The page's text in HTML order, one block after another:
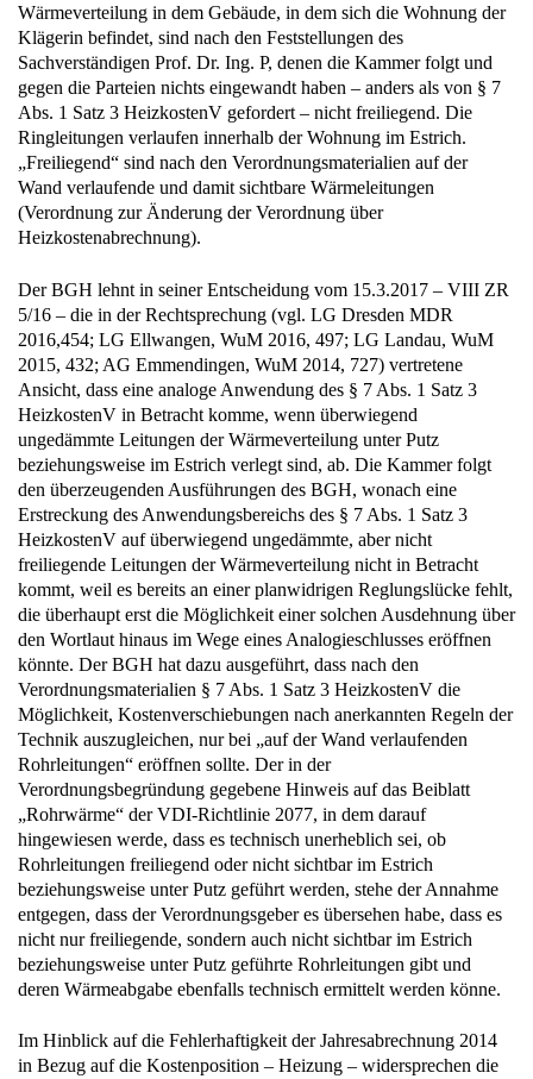
Wärmeverteilung in dem Gebäude, in dem sich die Wohnung der
Klägerin befindet, sind nach den Feststellungen des
Sachverständigen Prof. Dr. Ing. P, denen die Kammer folgt und
gegen die Parteien nichts eingewandt haben – anders als von § 7
Abs. 1 Satz 3 HeizkostenV gefordert – nicht freiliegend. Die
Ringleitungen verlaufen innerhalb der Wohnung im Estrich.
„Freiliegend“ sind nach den Verordnungsmaterialien auf der
Wand verlaufende und damit sichtbare Wärmeleitungen
(Verordnung zur Änderung der Verordnung über
Heizkostenabrechnung).
Der BGH lehnt in seiner Entscheidung vom 15.3.2017 – VIII ZR
5/16 – die in der Rechtsprechung (vgl. LG Dresden MDR
2016,454; LG Ellwangen, WuM 2016, 497; LG Landau, WuM
2015, 432; AG Emmendingen, WuM 2014, 727) vertretene
Ansicht, dass eine analoge Anwendung des § 7 Abs. 1 Satz 3
HeizkostenV in Betracht komme, wenn überwiegend
ungedämmte Leitungen der Wärmeverteilung unter Putz
beziehungsweise im Estrich verlegt sind, ab. Die Kammer folgt
den überzeugenden Ausführungen des BGH, wonach eine
Erstreckung des Anwendungsbereichs des § 7 Abs. 1 Satz 3
HeizkostenV auf überwiegend ungedämmte, aber nicht
freiliegende Leitungen der Wärmeverteilung nicht in Betracht
kommt, weil es bereits an einer planwidrigen Reglungslücke fehlt,
die überhaupt erst die Möglichkeit einer solchen Ausdehnung über
den Wortlaut hinaus im Wege eines Analogieschlusses eröffnen
könnte. Der BGH hat dazu ausgeführt, dass nach den
Verordnungsmaterialien § 7 Abs. 1 Satz 3 HeizkostenV die
Möglichkeit, Kostenverschiebungen nach anerkannten Regeln der
Technik auszugleichen, nur bei „auf der Wand verlaufenden
Rohrleitungen“ eröffnen sollte. Der in der
Verordnungsbegründung gegebene Hinweis auf das Beiblatt
„Rohrwärme“ der VDI-Richtlinie 2077, in dem darauf
hingewiesen werde, dass es technisch unerheblich sei, ob
Rohrleitungen freiliegend oder nicht sichtbar im Estrich
beziehungsweise unter Putz geführt werden, stehe der Annahme
entgegen, dass der Verordnungsgeber es übersehen habe, dass es
nicht nur freiliegende, sondern auch nicht sichtbar im Estrich
beziehungsweise unter Putz geführte Rohrleitungen gibt und
deren Wärmeabgabe ebenfalls technisch ermittelt werden könne.
Im Hinblick auf die Fehlerhaftigkeit der Jahresabrechnung 2014
in Bezug auf die Kostenposition – Heizung – widersprechen die